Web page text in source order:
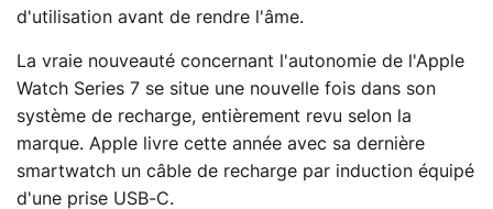
d'utilisation avant de rendre l'âme.
La vraie nouveauté concernant l'autonomie de l'Apple
Watch Series 7 se situe une nouvelle fois dans son
système de recharge, entièrement revu selon la
marque. Apple livre cette année avec sa dernière
smartwatch un câble de recharge par induction équipé
d'une prise USB-C.